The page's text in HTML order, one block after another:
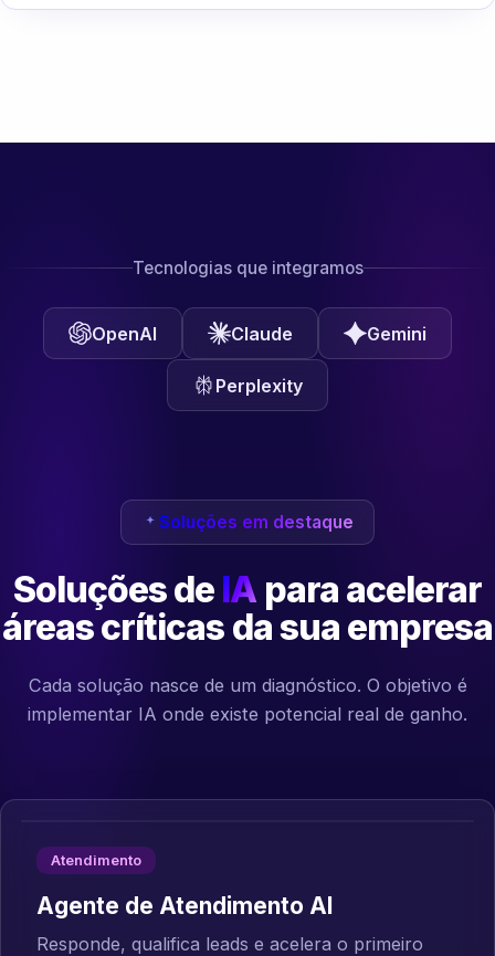
Tecnologias que integramos
OpenAI Claude Gemini
Perplexity
Soluções em destaque
Soluções de IA para acelerar
áreas críticas da sua empresa
Cada solução nasce de um diagnóstico. O objetivo é
implementar IA onde existe potencial real de ganho.
Atendimento
Agente de Atendimento AI
Responde, qualifica leads e acelera o primeiro